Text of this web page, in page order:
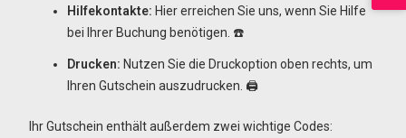
Hilfekontakte: Hier erreichen Sie uns, wenn Sie Hilfe
bei Ihrer Buchung benötigen. ☎️
Drucken: Nutzen Sie die Druckoption oben rechts, um
Ihren Gutschein auszudrucken. 🖨️
Ihr Gutschein enthält außerdem zwei wichtige Codes: